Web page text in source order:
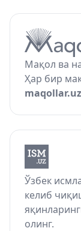
Мақол ва
Ҳар бир
maqollar.uz
Ўзбек
келиб
олинг.